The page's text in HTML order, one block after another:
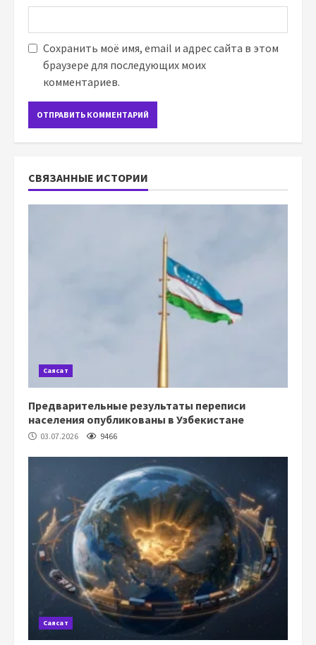
Сохранить моё имя, email и адрес сайта в этом
браузере для последующих моих
комментариев.
СВЯЗАННЫЕ ИСТОРИИ
Саясат
Предварительные результаты переписи
населения опубликованы в Узбекистане
03.07.2026 9466
Саясат